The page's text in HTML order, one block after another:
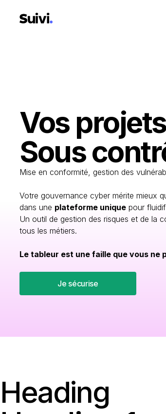
Vos
Sous
Mise en conformité, gestion des
Votre gouvernance cyber mérite mieux
dans une plateforme unique pour
Un outil de gestion des risques et de la
tous les métiers.
Le tableur est une faille que vous ne
Je sécurise
Heading